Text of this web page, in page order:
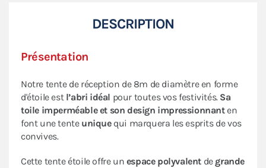
DESCRIPTION
Présentation
Notre tente de réception de 8m de diamètre en forme
d'étoile est l’abri idéal pour toutes vos festivités. Sa
toile imperméable et son design impressionnanten
font une tente uniquequi marquera les esprits de vos
convives.
Cette tente étoile offre un espace polyvalent de grande